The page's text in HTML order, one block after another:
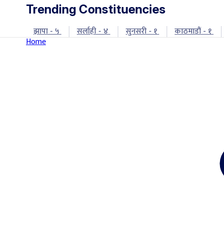
Trending Constituencies
झापा - ५ सर्लाही - ४ सुनसरी - १ काठमाडौं - १
Home